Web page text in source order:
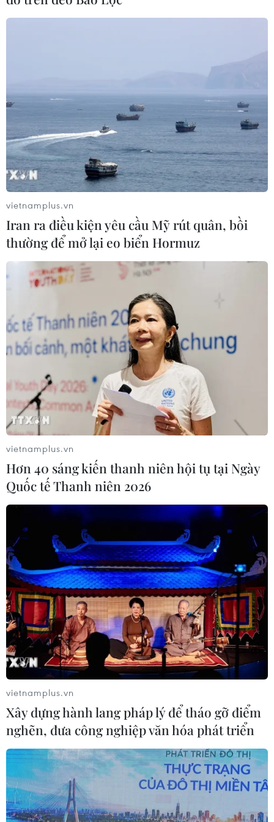
Bệnh viện Vinmec Central Park lần thứ hai
nhận chứng chỉ quốc tế JCI
22/03/2021 07:07
Bệnh viện Vinmec Central Park đạt chứng chỉ JCI với số
điểm tiệm cận tuyệt đối gần 100% về chuẩn mực y tế
quốc tế và 9,96/10 trong tuân thủ 1.271 tiêu chí về chất
lượng điều trị và an toàn người bệnh.
vietnamplus.vn
Iran ra điều kiện yêu cầu Mỹ rút quân, bồi
thường để mở lại eo biển Hormuz
vietnamplus.vn
Hơn 40 sáng kiến thanh niên hội tụ tại Ngày
Quốc tế Thanh niên 2026
vietnamplus.vn
Xây dựng hành lang pháp lý để tháo gỡ điểm
nghẽn, đưa công nghiệp văn hóa phát triển